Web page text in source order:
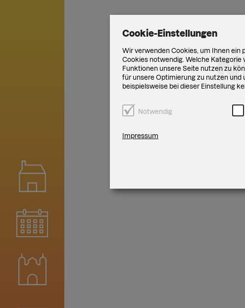
Cookie-Einstellungen
Wir verwenden Cookies, um Ihnen ein
Cookies notwendig. Welche Kategorie
Funktionen unsere Seite nutzen zu
für unsere Optimierung zu nutzen und
beispielsweise bei dieser Einstellung
Notwendig
Impressum